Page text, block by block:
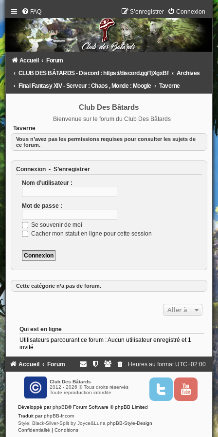
FAQ Connexion
S’enregistrer
Accueil
Forum
CLUB DES BÂTARDS - Discord : https://discord.gg/TjXgxBf
Archives
Final Fantasy XIV - Serveur : Chaos , Monde : Moogle
Taverne
Club Des Bâtards
Bienvenue sur le forum du Club Des Bâtards
Taverne
Vous n’avez pas les permissions requises pour consulter les sujets de
ce forum.
Connexion• S’enregistrer
Nom d’utilisateur :
Mot de passe :
Se souvenir de moi
Cacher mon statut en ligne pour cette session
Cette catégorie n’a pas de forum.
Aller à
Qui est en ligne
Utilisateurs parcourant ce forum : Aucun utilisateur enregistré et 1
invité
Accueil Forum Heures au format UTC+02:00
Club Des Bâtards
2012 - 2026 © Tous droits réservés
Toute reproduction interdite
T
i
Y
u
Développé parphpBB® Forum Software © phpBB Limited
Traduit parphpBB-fr.com
Style: Black-Silver-Split by Joyce&Luna phpBB-Style-Design
Confidentialité | Conditions